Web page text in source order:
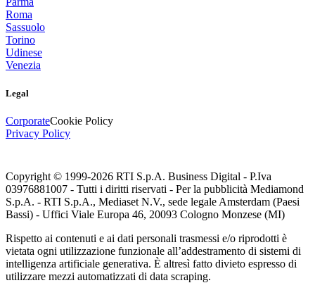
Roma
Sassuolo
Torino
Udinese
Venezia
Legal
CorporateCookie Policy
Privacy Policy
Copyright © 1999-2026 RTI S.p.A. Business Digital - P.Iva
03976881007 - Tutti i diritti riservati - Per la pubblicità Mediamond
S.p.A. - RTI S.p.A., Mediaset N.V., sede legale Amsterdam (Paesi
Bassi) - Uffici Viale Europa 46, 20093 Cologno Monzese (MI)
Rispetto ai contenuti e ai dati personali trasmessi e/o riprodotti è
vietata ogni utilizzazione funzionale all’addestramento di sistemi di
intelligenza artificiale generativa. È altresì fatto divieto espresso di
utilizzare mezzi automatizzati di data scraping.